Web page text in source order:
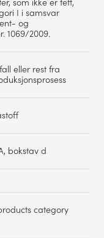
som ikke er fett,
I i samsvar
og
1069/2009.
eller rest fra
bokstav d
category